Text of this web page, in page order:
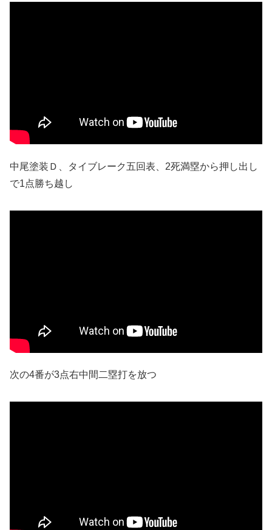
中尾塗装Ｄ、タイブレーク五回表、2死満塁から押し出し
で1点勝ち越し
次の4番が3点右中間二塁打を放つ